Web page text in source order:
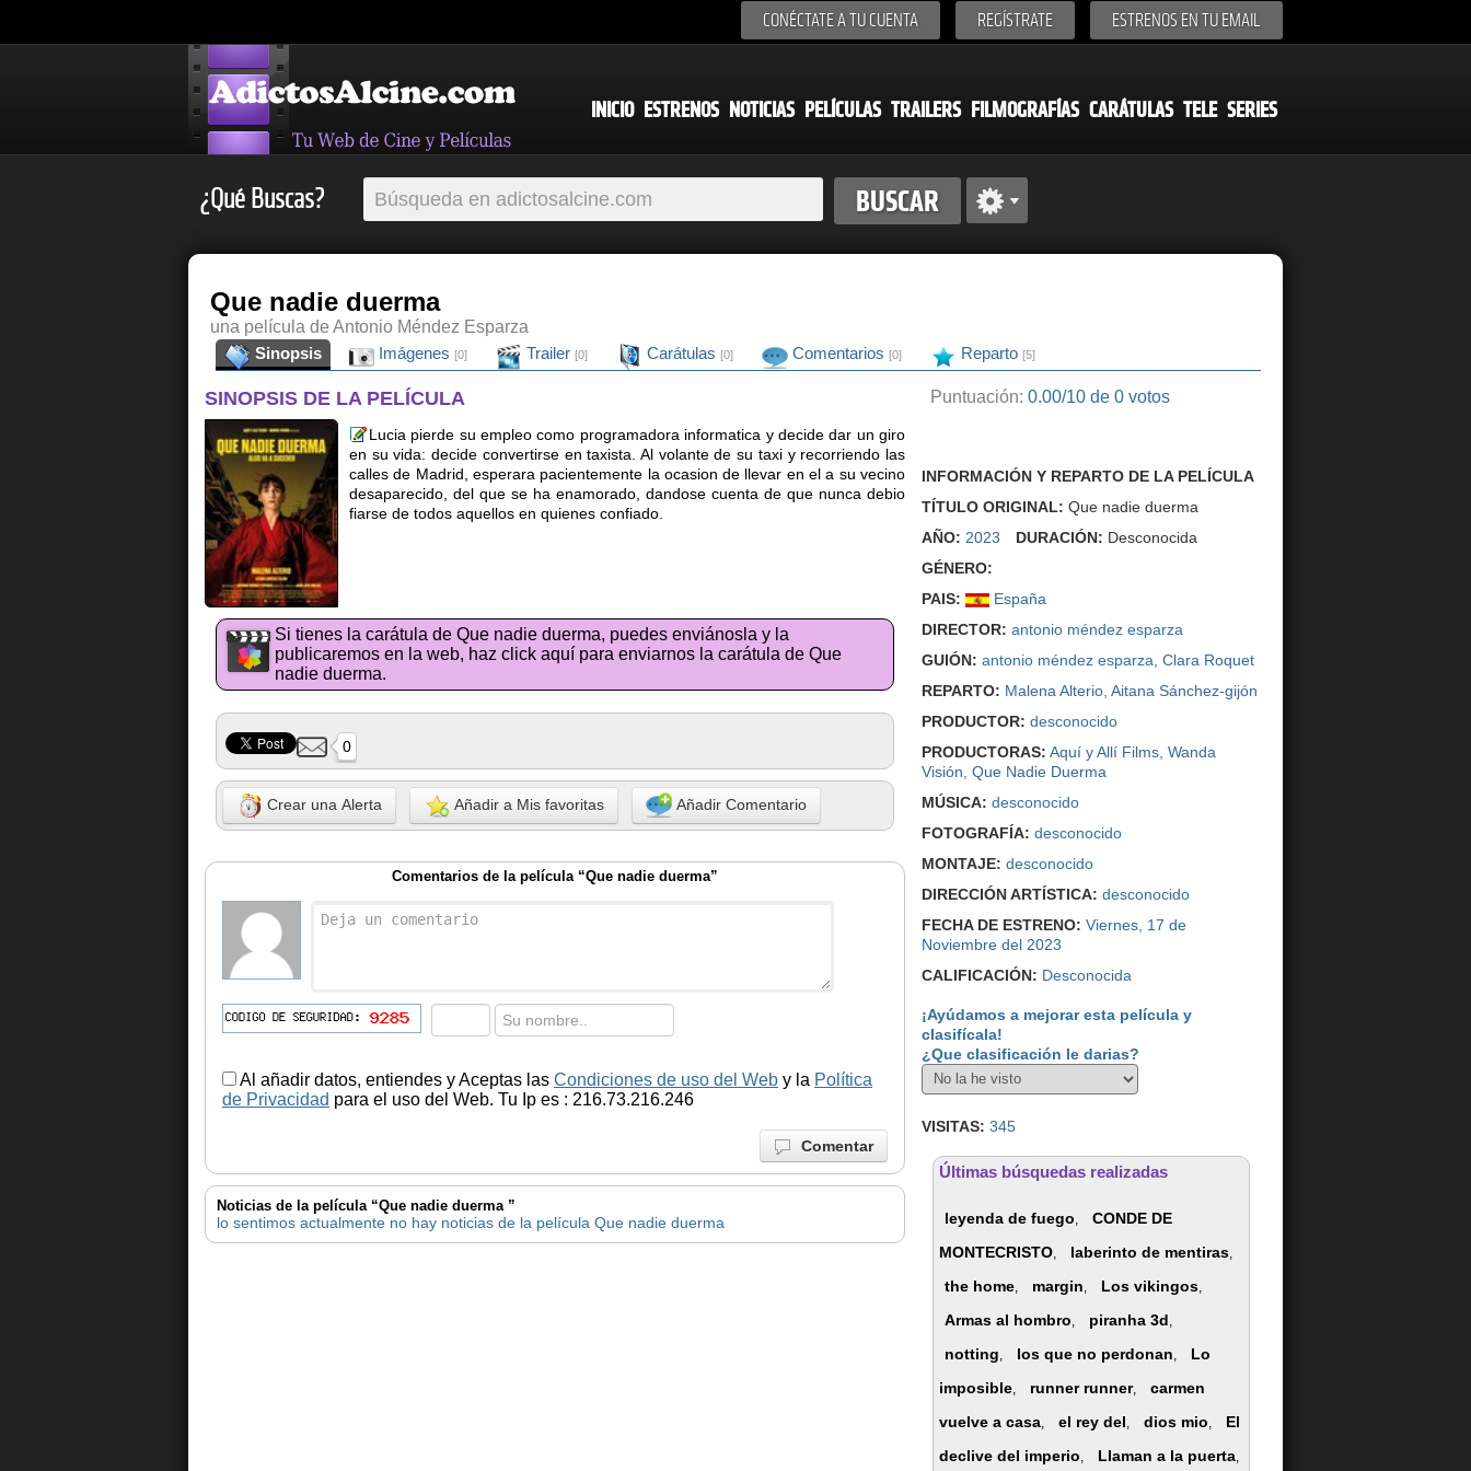
CONÉCTATE A TU CUENTA REGÍSTRATE ESTRENOS EN TU EMAIL
INICIO ESTRENOS NOTICIAS PELÍCULAS TRAILERS FILMOGRAFÍAS CARÁTULAS TELE SERIES
¿Qué Buscas?
Que nadie duerma
una película de Antonio Méndez Esparza
Sinopsis
Imágenes [0] Trailer [0] Carátulas [0] Comentarios [0] Reparto [5]
SINOPSIS DE LA PELÍCULA
Lucia pierde su empleo como programadora informatica y decide dar un giro
en su vida: decide convertirse en taxista. Al volante de su taxi y recorriendo las
calles de Madrid, esperara pacientemente la ocasion de llevar en el a su vecino
desaparecido, del que se ha enamorado, dandose cuenta de que nunca debio
fiarse de todos aquellos en quienes confiado.
Si tienes la carátula de Que nadie duerma, puedes enviánosla y la
publicaremos en la web, haz click aquí para enviarnos la carátula de Que
nadie duerma.
0
Crear una Alerta Añadir a Mis favoritas Añadir Comentario
Comentarios de la película “Que nadie duerma”
Al añadir datos, entiendes y Aceptas las Condiciones de uso del Web y la Política
de Privacidad para el uso del Web. Tu Ip es : 216.73.216.246
Comentar
Noticias de la película “Que nadie duerma ”
lo sentimos actualmente no hay noticias de la película Que nadie duerma
Puntuación: 0.00/10 de 0 votos
INFORMACIÓN Y REPARTO DE LA PELÍCULA
TÍTULO ORIGINAL: Que nadie duerma
AÑO: 2023 DURACIÓN: Desconocida
GÉNERO:
PAIS:
España
DIRECTOR: antonio méndez esparza
GUIÓN: antonio méndez esparza, Clara Roquet
REPARTO: Malena Alterio Aitana Sánchez-gijón
PRODUCTOR: desconocido
PRODUCTORAS: Aquí y Allí Films Wanda
Visión Que Nadie Duerma
MÚSICA: desconocido
FOTOGRAFÍA: desconocido
MONTAJE: desconocido
DIRECCIÓN ARTÍSTICA: desconocido
FECHA DE ESTRENO: Viernes, 17 de
Noviembre del 2023
CALIFICACIÓN: Desconocida
¡Ayúdamos a mejorar esta película y
clasifícala!
¿Que clasificación le darias?
VISITAS: 345
Últimas búsquedas realizadas
leyenda de fuego,
CONDE DE
MONTECRISTO, laberinto de mentiras,
the home, margin, Los vikingos,
Armas al hombro, piranha 3d,
notting, los que no perdonan,
Lo
imposible, runner runner,
carmen
vuelve a casa, el rey del, dios mio,
El
declive del imperio, Llaman a la puerta,